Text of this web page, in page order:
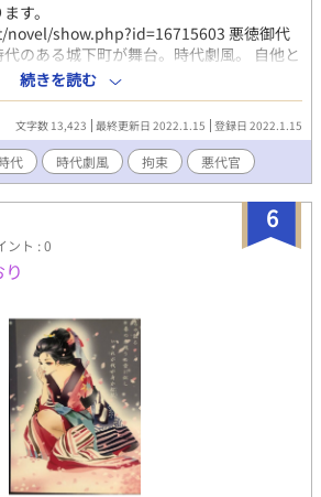
す。
show.php?id=16715603 悪徳御代
のある城下町が舞台。時代劇風。 自他と
徳代官はお忍びで行った町のはずれで染
男に一目ぼれした御代官様は悩みながら
いく話。 悪徳代官:名前 水野（30歳前半く
女好き。美人に目がない。同じくらい金
ったりしている。 染物職人:名前 銀治
い）-頑固で昔気質な職人。町はずれに
ギャグに全振りしてます。 いい話風にま
御代官様はただのクズです。 ※エロなし
苦情等は一切受け付けておりませんの
ご自衛をお願い致します。
続きを読む
文字数 13,423 最終更新日 2022.1.15 登録日 2022.1.15
代 時代劇風 拘束 悪代官
6
ント : 0